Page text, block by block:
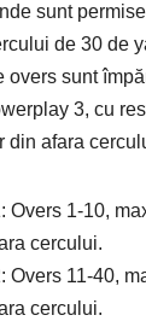
sunt
de 30 de
overs sunt
3, cu
din afara
Overs 1-10,
cercului.
Overs 11-40,
cercului.